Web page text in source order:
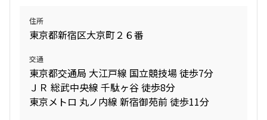
間取り
1R〜1K
2LDK
3LDK
4LDK〜
住所
東京都新宿区大京町２６番
交通
東京都交通局 大江戸線 国立競技場 徒歩7分
ＪＲ 総武中央線 千駄ヶ谷 徒歩8分
東京メトロ 丸ノ内線 新宿御苑前 徒歩11分